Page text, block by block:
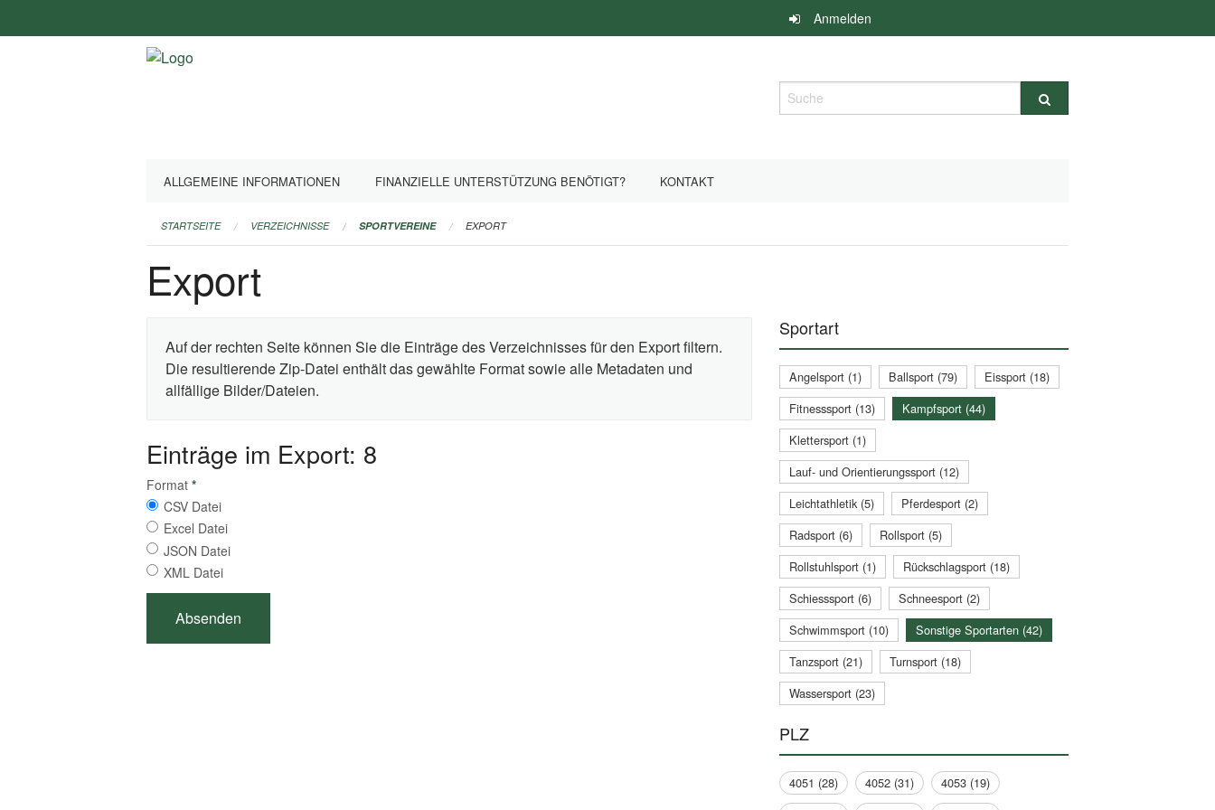
überspringen
Anmelden
Suche
ALLGEMEINE INFORMATIONEN FINANZIELLE UNTERSTÜTZUNG BENÖTIGT? KONTAKT
STARTSEITE VERZEICHNISSE SPORTVEREINE EXPORT
Export
Auf der rechten Seite können Sie die Einträge des Verzeichnisses für den Export filtern.
Die resultierende Zip-Datei enthält das gewählte Format sowie alle Metadaten und
allfällige Bilder/Dateien.
Einträge im Export: 8
Format *
CSV Datei
Excel Datei
JSON Datei
XML Datei
Sportart
Angelsport (1) Ballsport (79)
Eissport (18)
Fitnesssport (13)
Kampfsport (44)
Klettersport (1)
Lauf- und Orientierungssport (12)
Leichtathletik (5)
Pferdesport (2)
Radsport (6)
Rollsport (5)
Rollstuhlsport (1)
Rückschlagsport (18)
Schiesssport (6)
Schneesport (2)
Schwimmsport (10)
Sonstige Sportarten (42)
Tanzsport (21)
Turnsport (18)
Wassersport (23)
PLZ
4051 (28) 4052 (31)
4053 (19)